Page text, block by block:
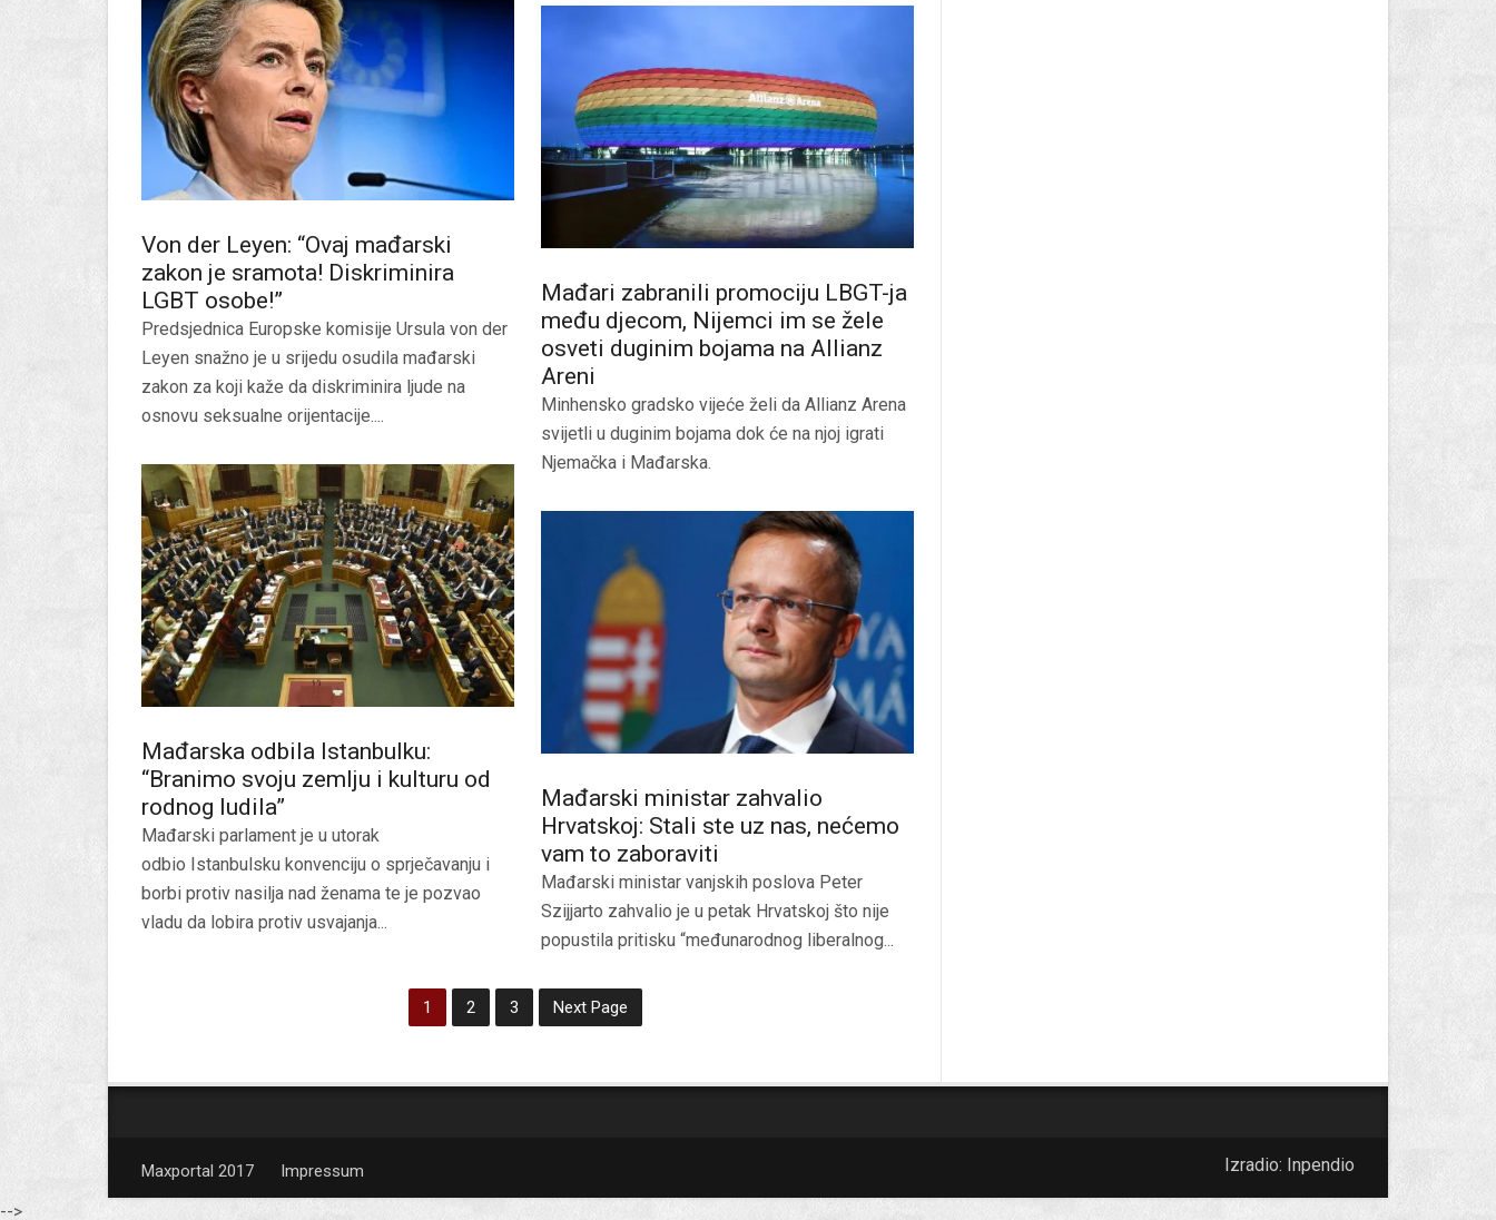
Von der Leyen: “Ovaj mađarski
zakon je sramota! Diskriminira
LGBT osobe!”
Predsjednica Europske komisije Ursula von der
Leyen snažno je u srijedu osudila mađarski
zakon za koji kaže da diskriminira ljude na
osnovu seksualne orijentacije....
Mađari zabranili promociju LBGT-ja
među djecom, Nijemci im se žele
osveti duginim bojama na Allianz
Areni
Minhensko gradsko vijeće želi da Allianz Arena
svijetli u duginim bojama dok će na njoj igrati
Njemačka i Mađarska.
Mađarska odbila Istanbulku:
“Branimo svoju zemlju i kulturu od
rodnog ludila”
Mađarski parlament je u utorak
odbio Istanbulsku konvenciju o sprječavanju i
borbi protiv nasilja nad ženama te je pozvao
vladu da lobira protiv usvajanja...
Mađarski ministar zahvalio
Hrvatskoj: Stali ste uz nas, nećemo
vam to zaboraviti
Mađarski ministar vanjskih poslova Peter
Szijjarto zahvalio je u petak Hrvatskoj što nije
popustila pritisku “međunarodnog liberalnog...
1 2 3 Next Page
Maxportal 2017 Impressum Izradio: Inpendio
-->